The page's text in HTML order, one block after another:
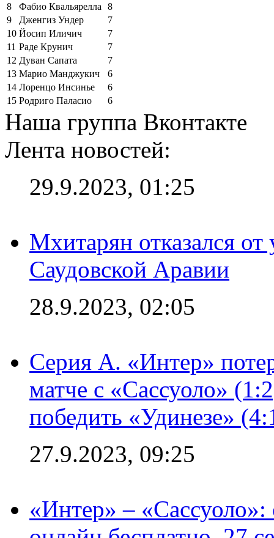
8
Фабио Квальярелла
8
9
Дженгиз Ундер
7
10 Йосип Иличич
7
11 Раде Крунич
7
12 Дуван Сапата
7
13 Марио Манджукич
6
14 Лоренцо Инсинье
6
15 Родриго Паласио 6
Наша группа Вконтакте
Лента новостей:
29.9.2023, 01:25
Мхитарян отказался от
Саудовской Аравии
28.9.2023, 02:05
Серия А. «Интер»
матче с «Сассуоло»
победить «Удинезе»
27.9.2023, 09:25
«Интер» –